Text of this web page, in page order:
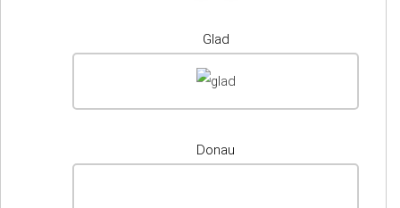
Glad
Donau